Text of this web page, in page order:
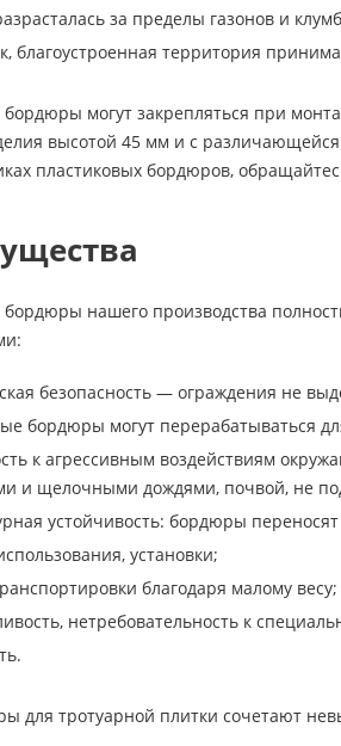
за пределы газонов и
благоустроенная территория
бордюры могут закрепляться при
высотой 45 мм и с
пластиковых бордюров,
бордюры нашего производства
безопасность — ограждения не
бордюры могут перерабатываться
к агрессивным воздействиям
и щелочными дождями, почвой, не
устойчивость: бордюры
установки;
благодаря малому весу;
нетребовательность к
для тротуарной плитки сочетают